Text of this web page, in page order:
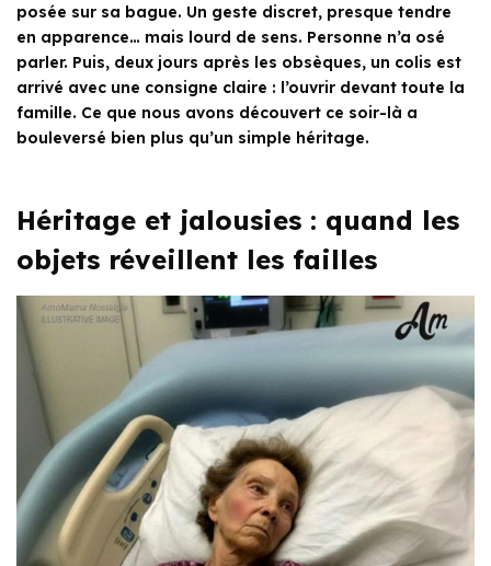
posée sur sa bague. Un geste discret, presque tendre
en apparence… mais lourd de sens. Personne n’a osé
parler. Puis, deux jours après les obsèques, un colis est
arrivé avec une consigne claire : l’ouvrir devant toute la
famille. Ce que nous avons découvert ce soir-là a
bouleversé bien plus qu’un simple héritage.
Héritage et jalousies : quand les
objets réveillent les failles